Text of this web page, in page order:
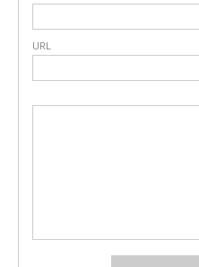
URL